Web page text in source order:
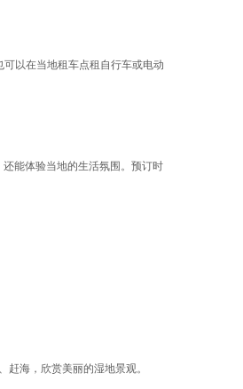
以在当地租车点租自行车或电动
能体验当地的生活氛围。预订时
海，欣赏美丽的湿地景观。